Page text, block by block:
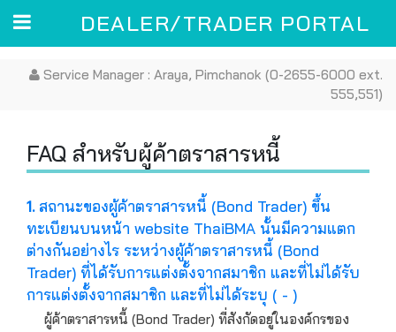
DEALER/TRADER PORTAL
Service Manager : Araya, Pimchanok (0-2655-6000 ext.
555,551)
FAQ สำหรับผู้ค้าตราสารหนี้
1.สถานะของผู้ค้าตราสารหนี้ (Bond Trader) ขึ้น
ทะเบียนบนหน้า website ThaiBMA นั้นมีความแตก
ต่างกันอย่างไร ระหว่างผู้ค้าตราสารหนี้ (Bond
Trader) ที่ได้รับการแต่งตั้งจากสมาชิก และที่ไม่ได้รับ
การแต่งตั้งจากสมาชิก และที่ไม่ได้ระบุ ( - )
ผู้ค้าตราสารหนี้ (Bond Trader) ที่สังกัดอยู่ในองค์กรของ
Toggle